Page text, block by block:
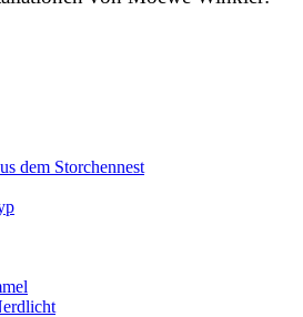
dem Storchennest